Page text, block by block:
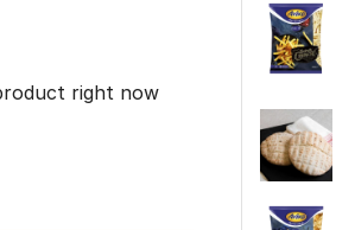
right now